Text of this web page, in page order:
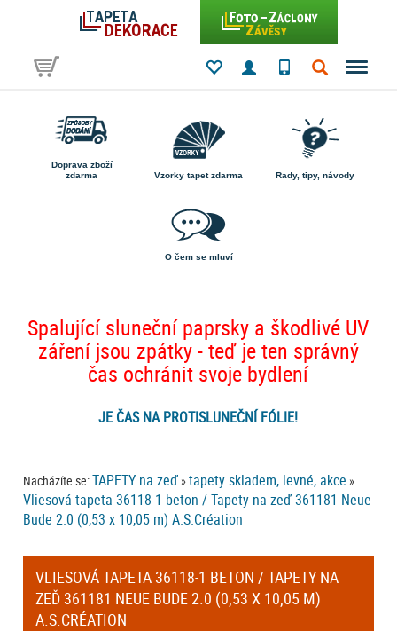
Doprava zboží
zdarma
Vzorky tapet zdarma Rady, tipy, návody
O čem se mluví
Spalující sluneční paprsky a škodlivé UV
záření jsou zpátky - teď je ten správný
čas ochránit svoje bydlení
JE ČAS NA PROTISLUNEČNÍ FÓLIE!
Nacházíte se:TAPETY na zeď »tapety skladem, levné, akce »
Vliesová tapeta 36118-1 beton / Tapety na zeď 361181 Neue
Bude 2.0 (0,53 x 10,05 m) A.S.Création
VLIESOVÁ TAPETA 36118-1 BETON / TAPETY NA
ZEĎ 361181 NEUE BUDE 2.0 (0,53 X 10,05 M)
A.S.CRÉATION